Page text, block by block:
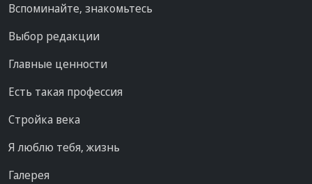
Вспоминайте, знакомьтесь
Выбор редакции
Главные ценности
Есть такая профессия
Стройка века
Я люблю тебя, жизнь
Галерея